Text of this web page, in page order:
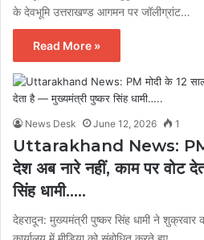
के देवभूमि उत्तराखण्ड आगमन पर जॉलीग्रांट…
Read More »
News Desk June 12, 2026 1
Uttarakhand News: PM
देश अब नारे नहीं, काम पर वोट
सिंह धामी…..
देहरादून: मुख्यमंत्री पुष्कर सिंह धामी ने शुक्रवार